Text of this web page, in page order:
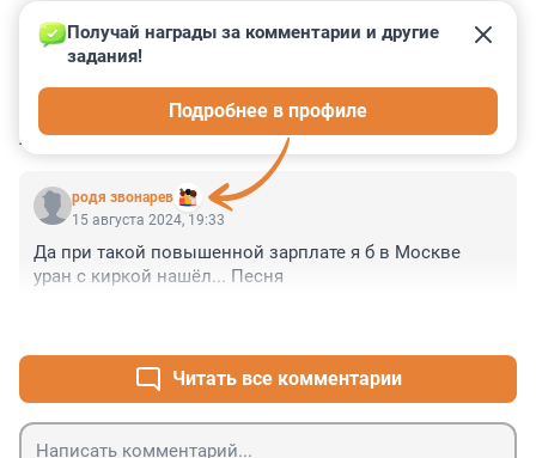
КОММЕНТАРИИ 1
родя звонарев
Получай награды за комментарии и другие
задания!
Подробнее в профиле
15 августа 2024, 19:33
Да при такой повышенной зарплате я б в Москве
уран с киркой нашёл... Песня
Читать все комментарии